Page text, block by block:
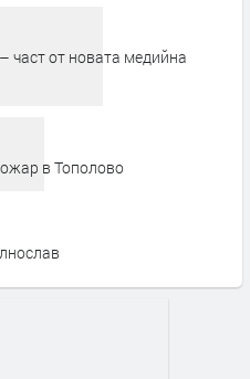
част от новата медийна
в Тополово